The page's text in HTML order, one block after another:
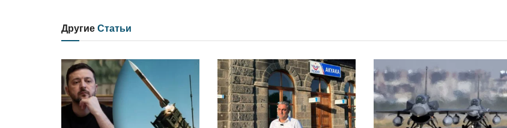
ДругиеСтатьи